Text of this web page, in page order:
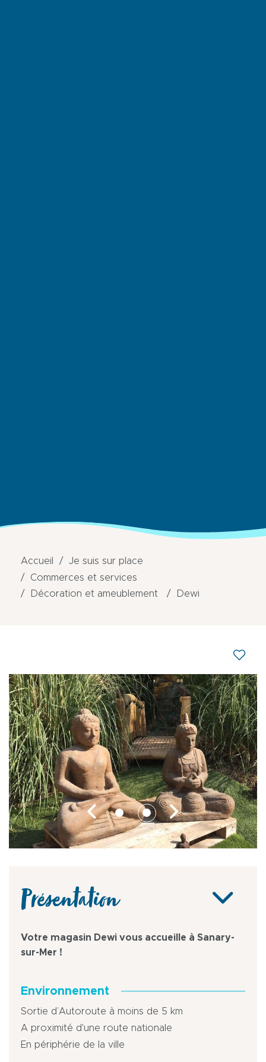
Accueil
Je suis sur place
Commerces et services
Décoration et ameublement
Dewi
Présentation
Votre magasin Dewi vous accueille à Sanary-
sur-Mer !
Environnement
Sortie d’Autoroute à moins de 5 km
A proximité d'une route nationale
En périphérie de la ville